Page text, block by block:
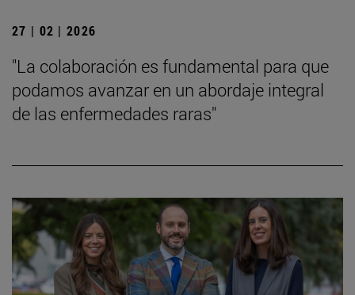
27 | 02 | 2026
"La colaboración es fundamental para que
podamos avanzar en un abordaje integral
de las enfermedades raras"